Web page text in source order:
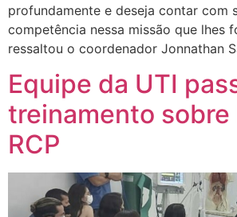
profundamente e deseja contar com
competência nessa missão que lhes
ressaltou o coordenador Jonnathan
Equipe da UTI
treinamento sobre
RCP